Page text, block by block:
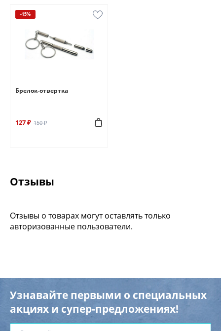
-15%
Брелок-отвертка
127 ₽ 150 ₽
Отзывы
Отзывы о товарах могут оставлять только
авторизованные пользователи.
Узнавайте первыми о специальных
акциях и супер-предложениях!